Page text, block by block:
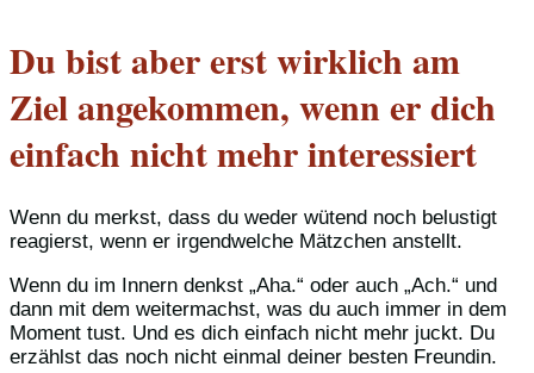
Du bist aber erst wirklich am
Ziel angekommen, wenn er dich
einfach nicht mehr interessiert
Wenn du merkst, dass du weder wütend noch belustigt
reagierst, wenn er irgendwelche Mätzchen anstellt.
Wenn du im Innern denkst „Aha.“ oder auch „Ach.“ und
dann mit dem weitermachst, was du auch immer in dem
Moment tust. Und es dich einfach nicht mehr juckt. Du
erzählst das noch nicht einmal deiner besten Freundin.